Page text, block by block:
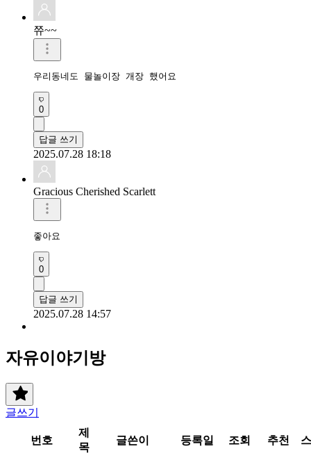
쮸~~
우리동네도 물놀이장 개장 했어요
0
답글 쓰기
2025.07.28 18:18
Gracious Cherished Scarlett
좋아요
0
답글 쓰기
2025.07.28 14:57
자유이야기방
글쓰기
번호
제
목
글쓴이 등록일 조회 추천